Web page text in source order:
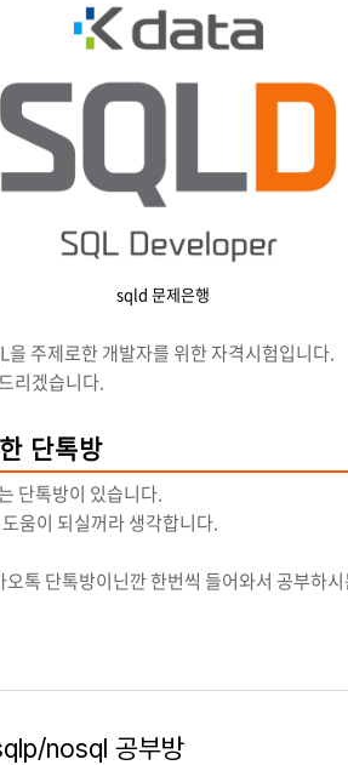
sqld 문제은행
주제로한 개발자를 위한 자격시험입니다.
리겠습니다.
단톡방
단톡방이 있습니다.
움이 되실꺼라 생각합니다.
톡 단톡방이닌깐 한번씩 들어와서 공부하
nosql 공부방